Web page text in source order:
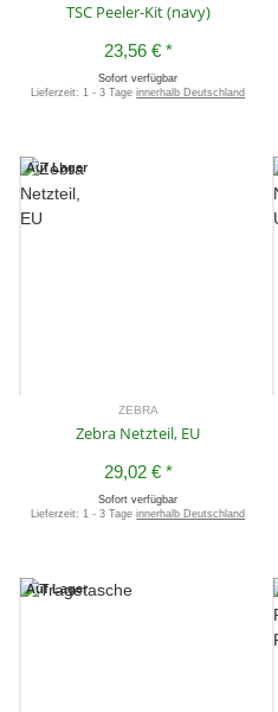
TSC Peeler-Kit (navy)
23,56 € *
Sofort verfügbar
Lieferzeit:1 - 3 Tageinnerhalb Deutschland
Auf Lager
ZEBRA
Zebra Netzteil, EU
29,02 € *
Sofort verfügbar
Lieferzeit: 1 - 3 Tageinnerhalb Deutschland
Auf Lager